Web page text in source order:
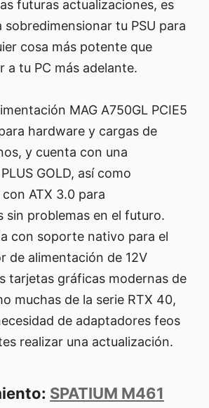
futuras actualizaciones, es
sobredimensionar tu PSU para
cosa más potente que
a tu PC más adelante.
MAG A750GL PCIE5
hardware y cargas de
y cuenta con una
GOLD, así como
ATX 3.0 para
sin problemas en el futuro.
con soporte nativo para el
de alimentación de 12V
tarjetas gráficas modernas de
muchas de la serie RTX 40,
de adaptadores feos
realizar una actualización.
SPATIUM M461